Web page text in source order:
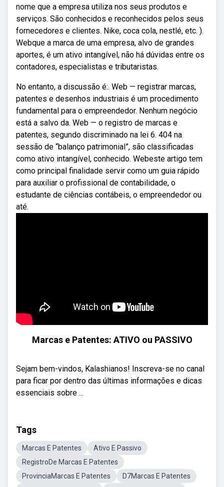
nome que a empresa utiliza nos seus produtos e
serviços. São conhecidos e reconhecidos pelos seus
fornecedores e clientes. Nike, coca cola, nestlé, etc. ).
Webque a marca de uma empresa, alvo de grandes
aportes, é um ativo intangível, não há dúvidas entre os
contadores, especialistas e tributaristas.
No entanto, a discussão é:. Web — registrar marcas,
patentes e desenhos industriais é um procedimento
fundamental para o empreendedor. Nenhum negócio
está a salvo da. Web — o registro de marcas e
patentes, segundo discriminado na lei 6. 404 na
sessão de “balanço patrimonial”, são classificadas
como ativo intangível, conhecido. Webeste artigo tem
como principal finalidade servir como um guia rápido
para auxiliar o profissional de contabilidade, o
estudante de ciências contábeis, o empreendedor ou
até.
Marcas e Patentes: ATIVO ou PASSIVO
Sejam bem-vindos, Kalashianos! Inscreva-se no canal
para ficar por dentro das últimas informações e dicas
essenciais sobre ...
Tags
Marcas E Patentes
Ativo E Passivo
RegistroDe Marcas E Patentes
ProvinciaMarcas E Patentes
D7Marcas E Patentes